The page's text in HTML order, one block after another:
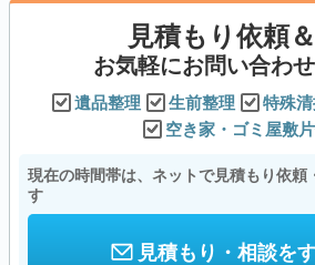
見積もり依頼
お気軽にお問い合わ
遺品整理 生前整理 特殊
空き家・ゴミ屋敷
現在の時間帯は、ネットで見積もり依頼
す
見積もり・相談を